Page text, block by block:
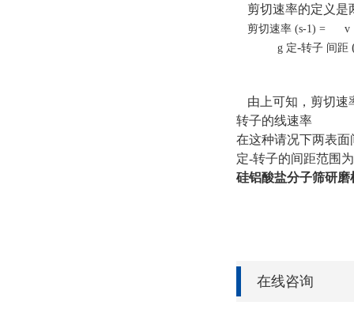
剪切速率的定义是
剪切速率 (s-1) =
g 定-转子 间距
由上可知，剪切速
转子的线速率
在这种请况下两表
定-转子的间距范围
硅铝酸盐分子筛研磨
在线咨询